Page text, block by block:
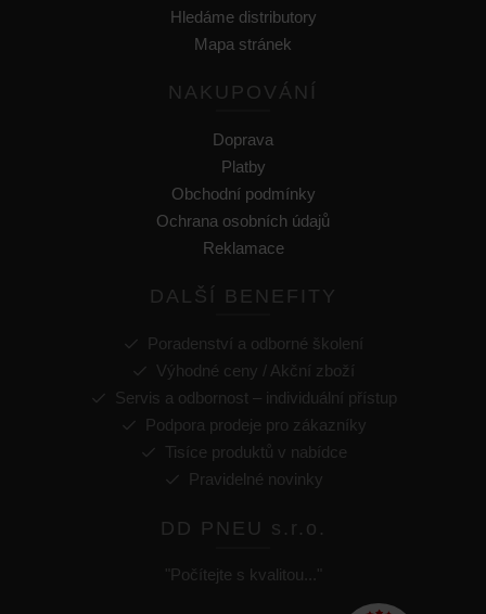
Hledáme distributory
Mapa stránek
NAKUPOVÁNÍ
Doprava
Platby
Obchodní podmínky
Ochrana osobních údajů
Reklamace
DALŠÍ BENEFITY
Poradenství a odborné školení
Výhodné ceny / Akční zboží
Servis a odbornost – individuální přístup
Podpora prodeje pro zákazníky
Tisíce produktů v nabídce
Pravidelné novinky
DD PNEU s.r.o.
"Počítejte s kvalitou..."